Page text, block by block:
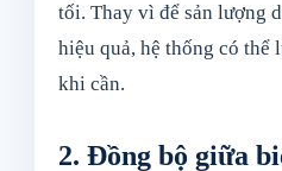
tối. Thay vì để sản lượng
hiệu quả, hệ thống có thể
khi cần.
2. Đồng bộ giữa